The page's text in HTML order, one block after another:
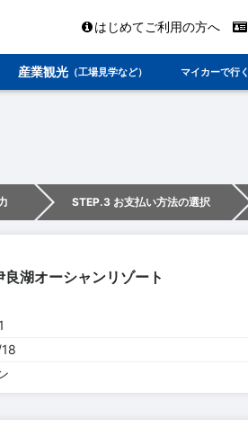
はじめてご利用の方へ
産業観光 （工場見学など） マイカーで行く
STEP.3 お支払い方法の選択
湖オーシャンリゾート